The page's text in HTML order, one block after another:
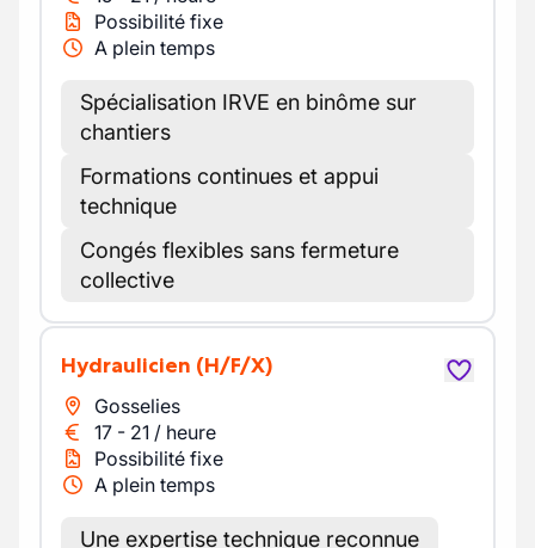
Possibilité fixe
A plein temps
Spécialisation IRVE en binôme sur
chantiers
Formations continues et appui
technique
Congés flexibles sans fermeture
collective
Hydraulicien (H/F/X)
Gosselies
17 - 21 / heure
Possibilité fixe
A plein temps
Une expertise technique reconnue